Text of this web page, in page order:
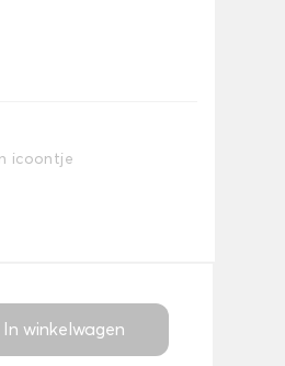
icoontje
In winkelwagen